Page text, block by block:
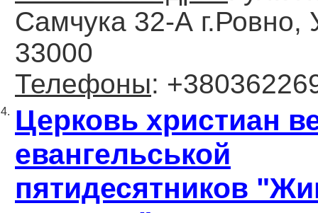
Самчука 32-А г.Ровно,
33000
Телефоны:
4. Церковь христиан
евангельськой
пятидесятников